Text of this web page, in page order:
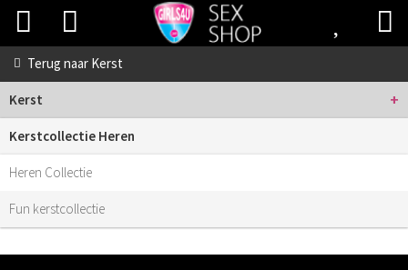
Terug naar Kerst
Kerst +
Kerstcollectie Heren
Heren Collectie
Fun kerstcollectie